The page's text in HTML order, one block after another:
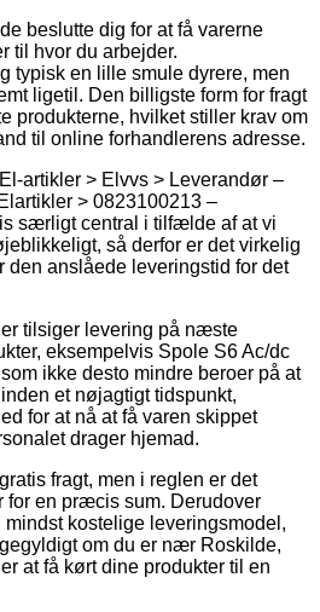
beslutte dig for at få varerne
til hvor du arbejder.
typisk en lille smule dyrere, men
ligetil. Den billigste form for fragt
produkterne, hvilket stiller krav om
til online forhandlerens adresse.
artikler > Elvvs > Leverandør –
> 0823100213 –
særligt central i tilfælde af at vi
så derfor er det virkelig
den anslåede leveringstid for det
tilsiger levering på næste
eksempelvis Spole S6 Ac/dc
ikke desto mindre beroer på at
et nøjagtigt tidspunkt,
for at nå at få varen skippet
drager hjemad.
fragt, men i reglen er det
for en præcis sum. Derudover
kostelige leveringsmodel,
om du er nær Roskilde,
at få kørt dine produkter til en